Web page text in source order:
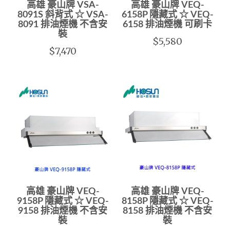
高雄 豪山牌 VSA-
8091S 斜背式 ☆ VSA-
8091 排油煙機 不含安
裝
$7,470
高雄 豪山牌 VEQ-
6158P 隱藏式 ☆ VEQ-
6158 排油煙機 可刷卡
$5,580
高雄 豪山牌 VEQ-
9158P 隱藏式 ☆ VEQ-
9158 排油煙機 不含安
裝
高雄 豪山牌 VEQ-
8158P 隱藏式 ☆ VEQ-
8158 排油煙機 不含安
裝